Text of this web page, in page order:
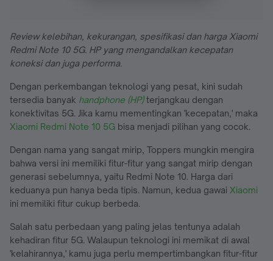
Review kelebihan, kekurangan, spesifikasi dan harga Xiaomi
Redmi Note 10 5G. HP yang mengandalkan kecepatan
koneksi dan juga performa.
Dengan perkembangan teknologi yang pesat, kini sudah
tersedia banyak handphone (HP)terjangkau dengan
konektivitas 5G. Jika kamu mementingkan 'kecepatan,' maka
Xiaomi Redmi Note 10 5G bisa menjadi pilihan yang cocok.
Dengan nama yang sangat mirip, Toppers mungkin mengira
bahwa versi ini memiliki fitur-fitur yang sangat mirip dengan
generasi sebelumnya, yaitu Redmi Note 10. Harga dari
keduanya pun hanya beda tipis. Namun, kedua gawai Xiaomi
ini memiliki fitur cukup berbeda.
Salah satu perbedaan yang paling jelas tentunya adalah
kehadiran fitur 5G. Walaupun teknologi ini memikat di awal
'kelahirannya,' kamu juga perlu mempertimbangkan fitur-fitur